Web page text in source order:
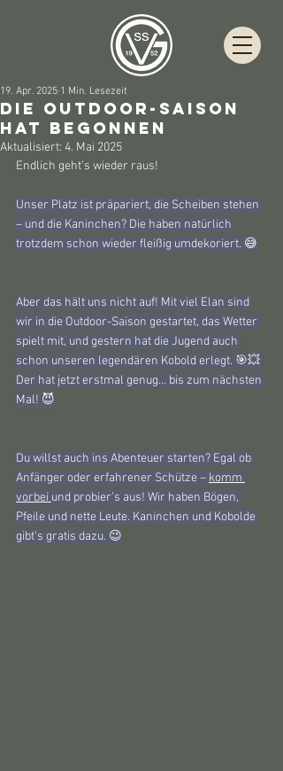
Die Outdoor-Saison
hat begonnen
19. Apr. 2025 1 Min. Lesezeit
Aktualisiert: 4. Mai 2025
Endlich geht’s wieder raus!
Unser Platz ist präpariert, die Scheiben stehen
– und die Kaninchen? Die haben natürlich
trotzdem schon wieder fleißig umdekoriert. 😅
Aber das hält uns nicht auf! Mit viel Elan sind
wir in die Outdoor-Saison gestartet, das Wetter
spielt mit, und gestern hat die Jugend auch
schon unseren legendären Kobold erlegt. 🎯💥
Der hat jetzt erstmal genug... bis zum nächsten
Mal! 😈
Du willst auch ins Abenteuer starten? Egal ob
Anfänger oder erfahrener Schütze – komm
vorbei und probier’s aus! Wir haben Bögen,
Pfeile und nette Leute. Kaninchen und Kobolde
gibt’s gratis dazu. 😉